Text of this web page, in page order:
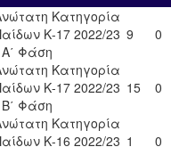
Κατηγορία
Κ-17 2022/23
Φάση
9 0
Κατηγορία
Κ-17 2022/23
Φάση
15 0
Κατηγορία
Κ-16 2022/23 1 0